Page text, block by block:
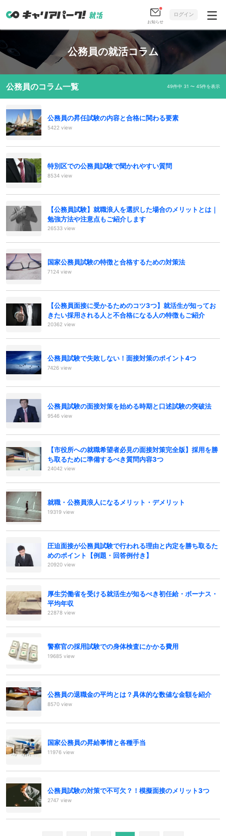
お知らせ
ログイン
公務員の就活コラム
公務員のコラム一覧 49件中 31 〜 45件を表示
公務員の昇任試験の内容と合格に関わる要素
5422 view
特別区での公務員試験で聞かれやすい質問
8534 view
【公務員試験】就職浪人を選択した場合のメリットとは｜
勉強方法や注意点もご紹介します
26533 view
国家公務員試験の特徴と合格するための対策法
7124 view
【公務員面接に受かるためのコツ3つ】就活生が知ってお
きたい採用される人と不合格になる人の特徴もご紹介
20362 view
公務員試験で失敗しない！面接対策のポイント4つ
7426 view
公務員試験の面接対策を始める時期と口述試験の突破法
9546 view
【市役所への就職希望者必見の面接対策完全版】採用を勝
ち取るために準備するべき質問内容3つ
24042 view
就職・公務員浪人になるメリット・デメリット
19319 view
圧迫面接が公務員試験で行われる理由と内定を勝ち取るた
めのポイント【例題・回答例付き】
20920 view
厚生労働省を受ける就活生が知るべき初任給・ボーナス・
平均年収
22878 view
警察官の採用試験での身体検査にかかる費用
19685 view
公務員の退職金の平均とは？具体的な数値な金額を紹介
8570 view
国家公務員の昇給事情と各種手当
11976 view
公務員試験の対策で不可欠？！模擬面接のメリット3つ
2747 view